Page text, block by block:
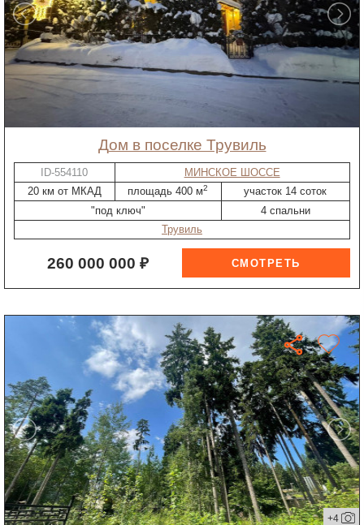
дом в поселке Трувиль
ID-554110
МИНСКОЕ ШОССЕ
20 км от МКАД
площадь 400 м2
участок 14 соток
"под ключ"
4 спальни
Трувиль
260 000 000 ₽
+4